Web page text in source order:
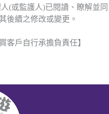
(或監護人)已閱讀、瞭解並同
後續之修改或變更。
客戶自行承擔負責任】